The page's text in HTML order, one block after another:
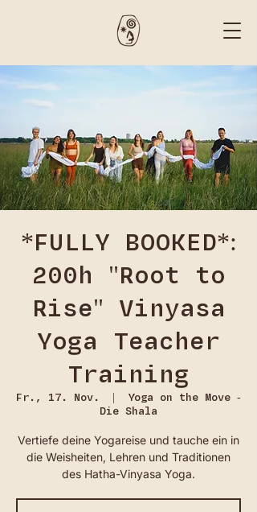
*FULLY BOOKED*:
200h "Root to
Rise" Vinyasa
Yoga Teacher
Training
Fr., 17. Nov.
  |
Yoga on the Move -
Die Shala
Vertiefe deine Yogareise und tauche ein in
die Weisheiten, Lehren und Traditionen
des Hatha-Vinyasa Yoga.